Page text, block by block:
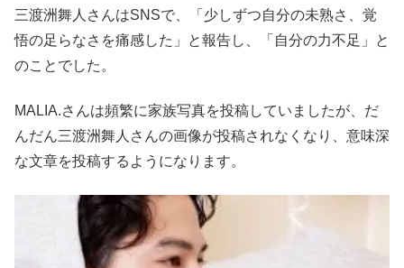
三渡洲舞人さんはSNSで、「少しずつ自分の未熟さ、覚
悟の足らなさを痛感した」と報告し、「自分の力不足」と
のことでした。
MALIA.さんは頻繁に家族写真を投稿していましたが、だ
んだん三渡洲舞人さんの画像が投稿されなくなり、意味深
な文章を投稿するようになります。